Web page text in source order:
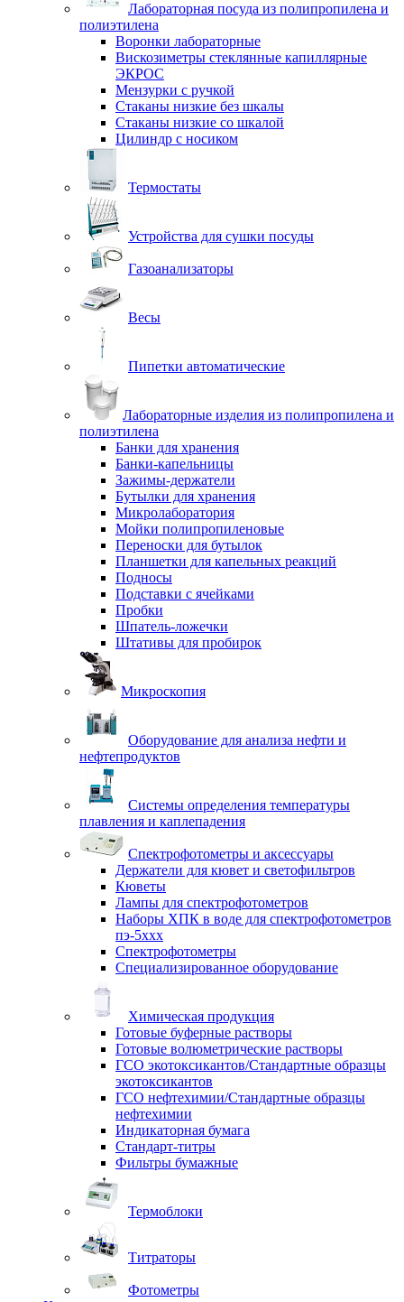
Лабораторная посуда из полипропилена и
полиэтилена
Воронки лабораторные
Вискозиметры стеклянные капиллярные
ЭКРОС
Мензурки с ручкой
Стаканы низкие без шкалы
Стаканы низкие со шкалой
Цилиндр с носиком
Термостаты
Устройства для сушки посуды
Газоанализаторы
Весы
Пипетки автоматические
Лабораторные изделия из полипропилена и
полиэтилена
Банки для хранения
Банки-капельницы
Зажимы-держатели
Бутылки для хранения
Микролаборатория
Мойки полипропиленовые
Переноски для бутылок
Планшетки для капельных реакций
Подносы
Подставки с ячейками
Пробки
Шпатель-ложечки
Штативы для пробирок
Микроскопия
Оборудование для анализа нефти и
нефтепродуктов
Системы определения температуры
плавления и каплепадения
Спектрофотометры и аксессуары
Держатели для кювет и светофильтров
Кюветы
Лампы для спектрофотометров
Наборы ХПК в воде для спектрофотометров
пэ-5ххх
Спектрофотометры
Специализированное оборудование
Химическая продукция
Готовые буферные растворы
Готовые волюметрические растворы
ГСО экотоксикантов/Стандартные образцы
экотоксикантов
ГСО нефтехимии/Стандартные образцы
нефтехимии
Индикаторная бумага
Стандарт-титры
Фильтры бумажные
Термоблоки
Титраторы
Фотометры